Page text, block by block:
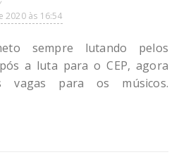
2020 às 16:54
sempre lutando pelos
a luta para o CEP, agora
vagas para os músicos.